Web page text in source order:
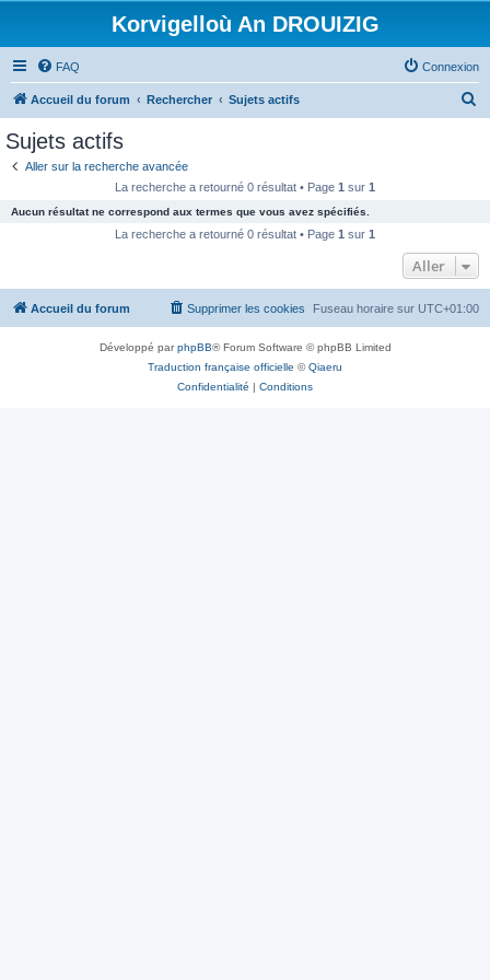
Korvigelloù An DROUIZIG
FAQ Connexion
Accueil du forum Rechercher Sujets actifs
c
e
Sujets actifs
Aller sur la recherche avancée
La recherche a retourné 0 résultat • Page 1 sur 1
Aucun résultat ne correspond aux termes que vous avez spécifiés.
La recherche a retourné 0 résultat • Page 1 sur 1
Aller
Accueil du forum Fuseau horaire sur UTC+01:00
Supprimer les cookies
Développé parphpBB® Forum Software © phpBB Limited
Traduction française officielle ©Qiaeru
Confidentialité | Conditions